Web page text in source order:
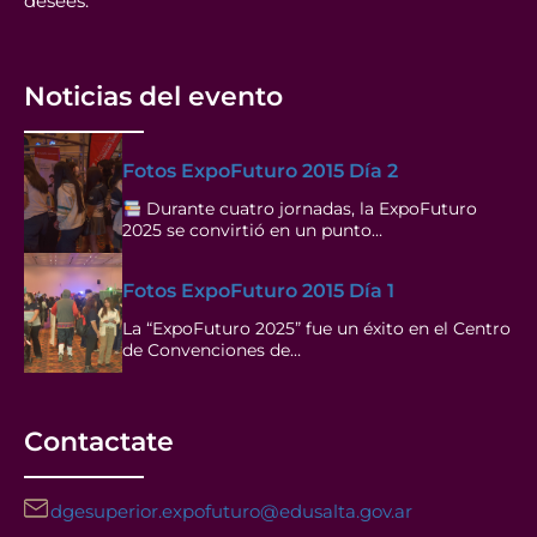
Noticias del evento
Fotos ExpoFuturo 2015 Día 2
Durante cuatro jornadas, la ExpoFuturo
2025 se convirtió en un punto…
Fotos ExpoFuturo 2015 Día 1
La “ExpoFuturo 2025” fue un éxito en el Centro
de Convenciones de…
Contactate
dgesuperior.expofuturo@edusalta.gov.ar